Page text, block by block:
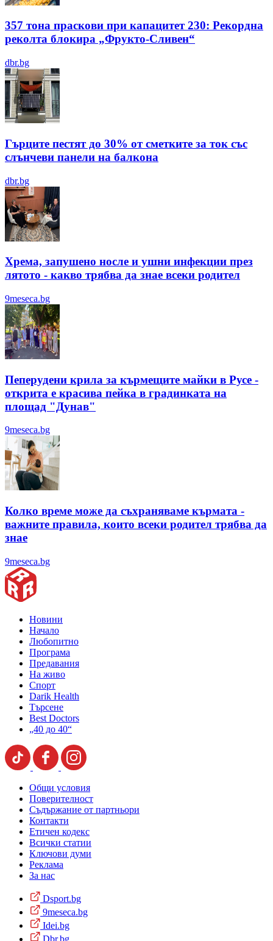
357 тона праскови при капацитет 230: Рекордна
реколта блокира „Фрукто-Сливен“
dbr.bg
Гърците пестят до 30% от сметките за ток със
слънчеви панели на балкона
dbr.bg
Хрема, запушено носле и ушни инфекции през
лятотo - какво трябва да знае всеки родител
9meseca.bg
Пеперудени крила за кърмещите майки в Русе -
открита е красива пейка в градинката на
площад "Дунав"
9meseca.bg
Колко време може да съхраняваме кърмата -
важните правила, които всеки родител трябва да
знае
9meseca.bg
Новини
Начало
Любопитно
Програма
Предавания
На живо
Спорт
Darik Health
Търсене
Best Doctors
„40 до 40“
Общи условия
Поверителност
Съдържание от партньори
Контакти
Етичен кодекс
Всички статии
Ключови думи
Реклама
За нас
Dsport.bg
9meseca.bg
Idei.bg
Dbr.bg